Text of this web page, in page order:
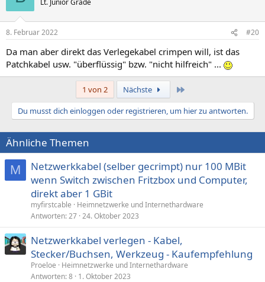
8. Februar 2022 #20
Da man aber direkt das Verlegekabel crimpen will, ist das
Patchkabel usw. "überflüssig" bzw. "nicht hilfreich" ...
1 von 2 Nächste
Du musst dich einloggen oder registrieren, um hier zu antworten.
Ähnliche Themen
M
Netzwerkkabel (selber gecrimpt) nur 100 MBit
wenn Switch zwischen Fritzbox und Computer,
direkt aber 1 GBit
myfirstcable
Heimnetzwerke und Internethardware
Antworten 27 24. Oktober 2023
Netzwerkkabel verlegen - Kabel,
Stecker/Buchsen, Werkzeug - Kaufempfehlung
Proeloe
Heimnetzwerke und Internethardware
Antworten 8 1. Oktober 2023